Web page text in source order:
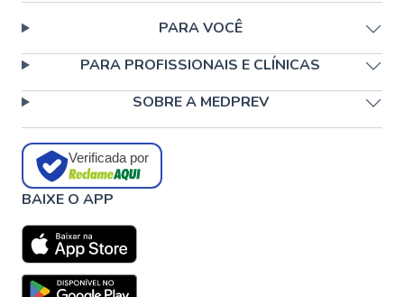
PARA VOCÊ
PARA PROFISSIONAIS E CLÍNICAS
SOBRE A MEDPREV
Verificada por
BAIXE O APP